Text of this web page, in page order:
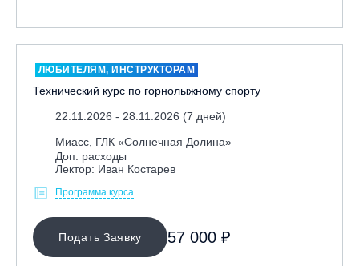
ЛЮБИТЕЛЯМ, ИНСТРУКТОРАМ
Технический курс по горнолыжному спорту
22.11.2026 - 28.11.2026 (7 дней)
Миасс, ГЛК «Солнечная Долина»
Доп. расходы
Лектор: Иван Костарев
Программа курса
Подать Заявку 57 000 ₽